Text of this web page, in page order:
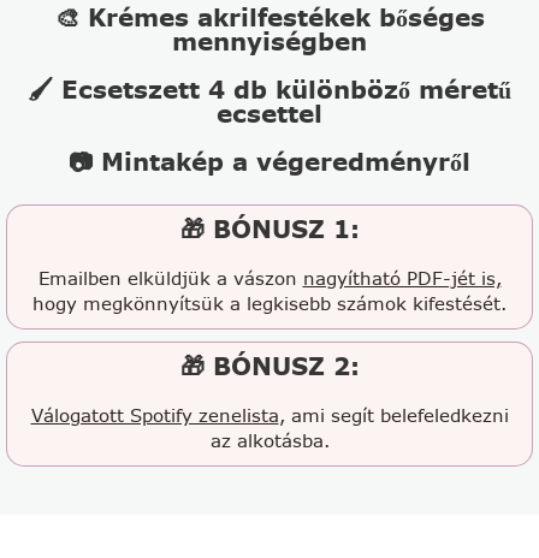
🎨 Krémes akrilfestékek bőséges
mennyiségben
🖌️ Ecsetszett 4 db különböző méretű
ecsettel
📷 Mintakép a végeredményről
🎁 BÓNUSZ 1:
Emailben elküldjük a vászon nagyítható PDF-jét is,
hogy megkönnyítsük a legkisebb számok kifestését.
🎁 BÓNUSZ 2:
Válogatott Spotify zenelista, ami segít belefeledkezni
az alkotásba.